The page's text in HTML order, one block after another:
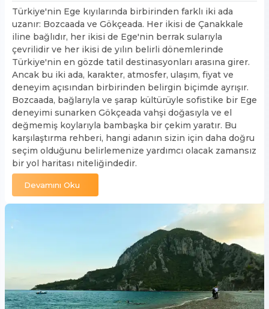
Türkiye'nin Ege kıyılarında birbirinden farklı iki ada
uzanır: Bozcaada ve Gökçeada. Her ikisi de Çanakkale
iline bağlıdır, her ikisi de Ege'nin berrak sularıyla
çevrilidir ve her ikisi de yılın belirli dönemlerinde
Türkiye'nin en gözde tatil destinasyonları arasına girer.
Ancak bu iki ada, karakter, atmosfer, ulaşım, fiyat ve
deneyim açısından birbirinden belirgin biçimde ayrışır.
Bozcaada, bağlarıyla ve şarap kültürüyle sofistike bir Ege
deneyimi sunarken Gökçeada vahşi doğasıyla ve el
değmemiş koylarıyla bambaşka bir çekim yaratır. Bu
karşılaştırma rehberi, hangi adanın sizin için daha doğru
seçim olduğunu belirlemenize yardımcı olacak zamansız
bir yol haritası niteliğindedir.
Devamını Oku